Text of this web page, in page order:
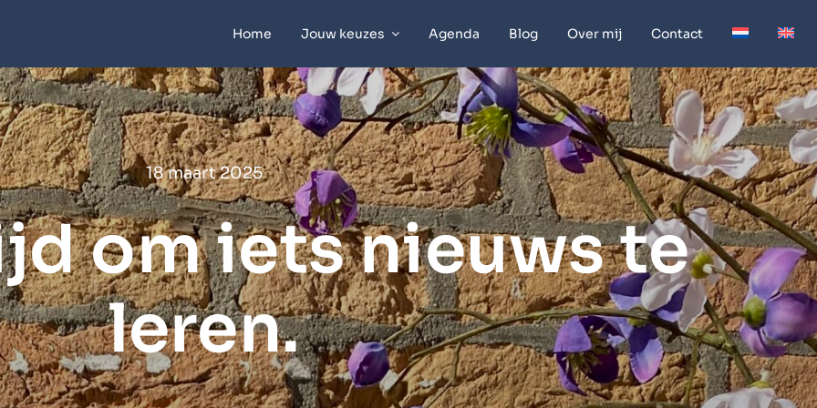
Home Jouw keuzes Agenda Blog Over mij Contact
18 maart 2025
om iets nieuws te
leren.